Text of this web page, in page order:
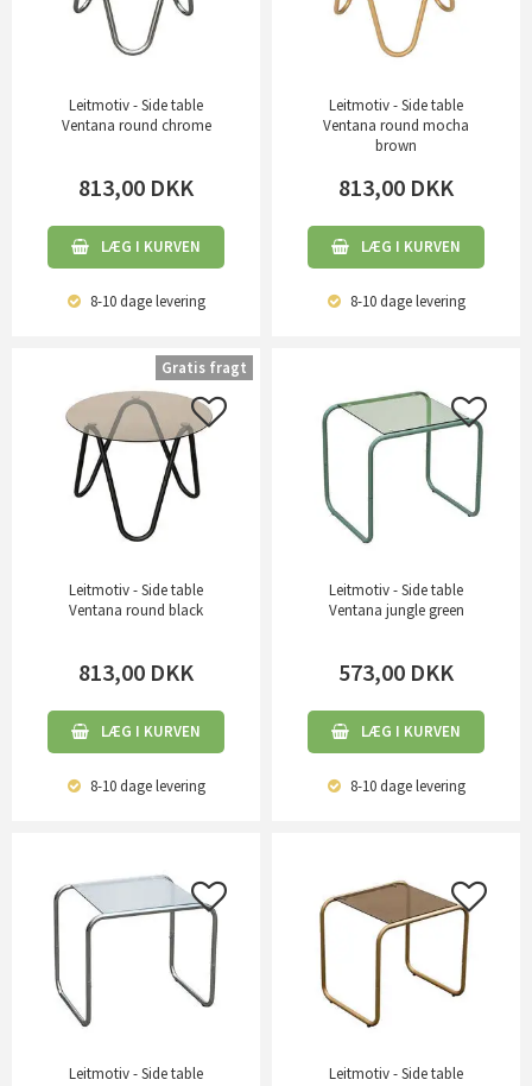
Leitmotiv - Side table
Ventana round chrome
813,00 DKK
LÆG I KURVEN
8-10 dagelevering
Leitmotiv - Side table
Ventana round mocha
brown
813,00 DKK
LÆG I KURVEN
8-10 dagelevering
Leitmotiv - Side table
Ventana round black
813,00 DKK
LÆG I KURVEN
8-10 dagelevering
Gratis fragt
Leitmotiv - Side table
Ventana jungle green
573,00 DKK
LÆG I KURVEN
8-10 dagelevering
Leitmotiv - Side table
Leitmotiv - Side table